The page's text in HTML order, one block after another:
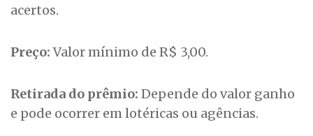
acertos.
Preço:Valor mínimo de R$ 3,00.
Retirada do prêmio: Depende do valor ganho
e pode ocorrer em lotéricas ou agências.